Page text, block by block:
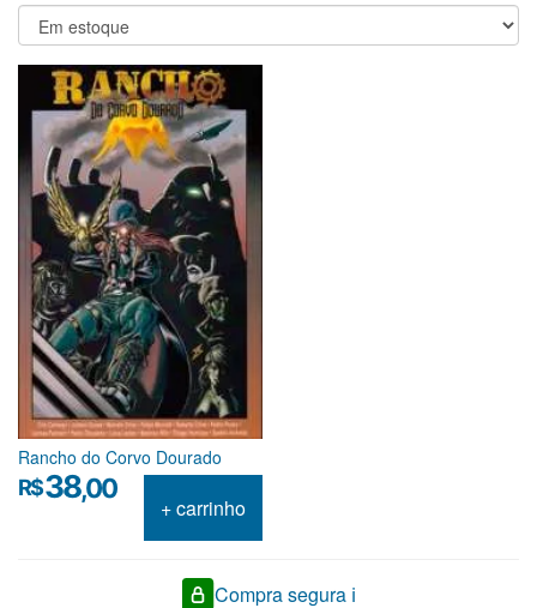
Rancho do Corvo Dourado
R$38,00
+ carrinho
Compra segura ℹ️